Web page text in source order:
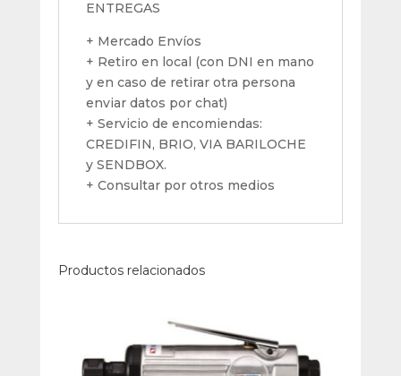
ENTREGAS
+ Mercado Envíos
+ Retiro en local (con DNI en mano
y en caso de retirar otra persona
enviar datos por chat)
+ Servicio de encomiendas:
CREDIFIN, BRIO, VIA BARILOCHE
y SENDBOX.
+ Consultar por otros medios
Productos relacionados